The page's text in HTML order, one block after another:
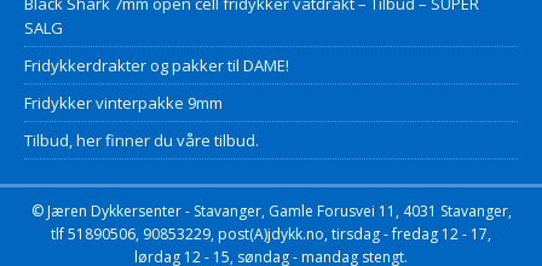
SALG
Fridykkerdrakter og pakker til DAME!
Fridykker vinterpakke 9mm
Tilbud, her finner du våre tilbud.
© Jæren Dykkersenter - Stavanger, Gamle Forusvei 11, 4031 Stavanger,
tlf 51890506, 90853229, post(A)jdykk.no, tirsdag - fredag 12 - 17,
lørdag 12 - 15, søndag - mandag stengt.